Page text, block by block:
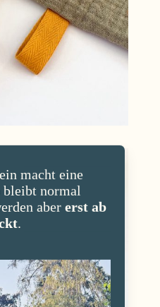
macht eine
bleibt normal
aber erst ab
.